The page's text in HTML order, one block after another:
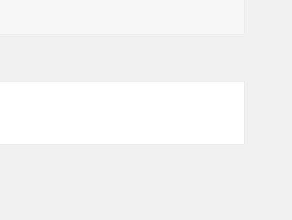
した感想【ネタバレ注意】 への